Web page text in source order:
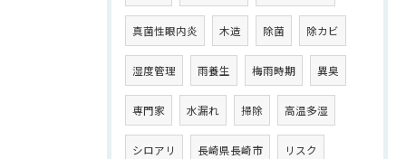
真菌性眼内炎 木造 除菌 除カビ
湿度管理 雨養生 梅雨時期 異臭
専門家 水漏れ 掃除 高温多湿
シロアリ 長崎県長崎市 リスク